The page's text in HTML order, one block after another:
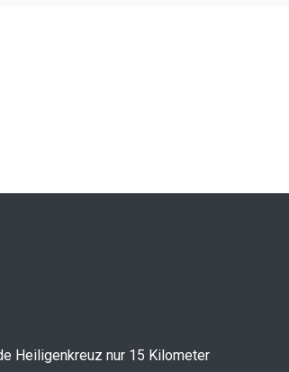
Heiligenkreuz nur 15 Kilometer